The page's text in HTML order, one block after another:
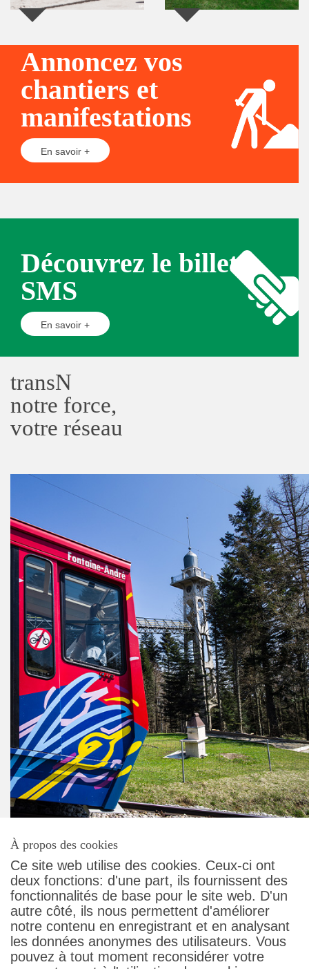
Annoncez vos
chantiers et
manifestations
En savoir +
Découvrez le billet
SMS
En savoir +
transN
notre force,
votre réseau
Contact
Conditions générales
Protection des données
Droit des passagers
À propos des cookies
Ce site web utilise des cookies. Ceux-ci ont
deux fonctions: d'une part, ils fournissent des
fonctionnalités de base pour le site web. D'un
autre côté, ils nous permettent d'améliorer
notre contenu en enregistrant et en analysant
les données anonymes des utilisateurs. Vous
pouvez à tout moment reconsidérer votre